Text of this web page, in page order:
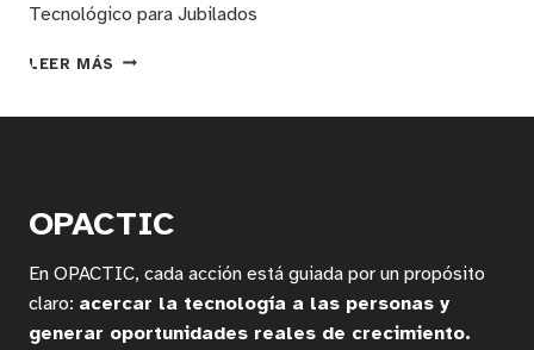
Tecnológico para Jubilados
LEER MÁS FORMACIÓN
Y
INFORMÁTICAS
PARA
TERCERA
OPACTIC
En OPACTIC, cada acción está guiada por un propósito
claro: acercar la tecnología a las personas y
generar oportunidades reales de crecimiento.